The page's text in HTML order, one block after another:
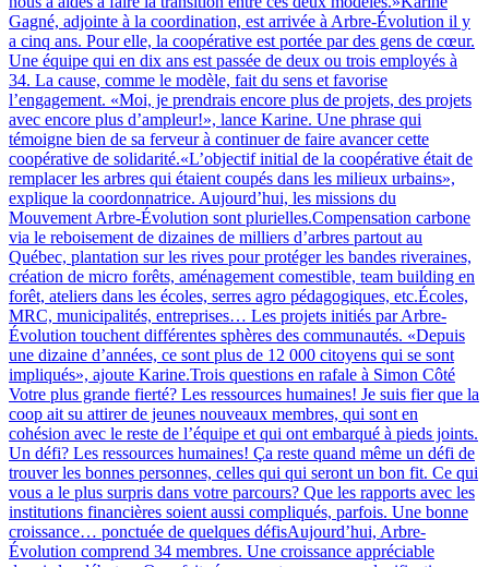
Gagné, adjointe à la coordination, est arrivée à Arbre-Évolution il y
a cinq ans. Pour elle, la coopérative est portée par des gens de cœur.
Une équipe qui en dix ans est passée de deux ou trois employés à
34. La cause, comme le modèle, fait du sens et favorise
l’engagement. «Moi, je prendrais encore plus de projets, des projets
avec encore plus d’ampleur!», lance Karine. Une phrase qui
témoigne bien de sa ferveur à continuer de faire avancer cette
coopérative de solidarité.«L’objectif initial de la coopérative était de
remplacer les arbres qui étaient coupés dans les milieux urbains»,
explique la coordonnatrice. Aujourd’hui, les missions du
Mouvement Arbre-Évolution sont plurielles.Compensation carbone
via le reboisement de dizaines de milliers d’arbres partout au
Québec, plantation sur les rives pour protéger les bandes riveraines,
création de micro forêts, aménagement comestible, team building en
forêt, ateliers dans les écoles, serres agro pédagogiques, etc.Écoles,
MRC, municipalités, entreprises… Les projets initiés par Arbre-
Évolution touchent différentes sphères des communautés. «Depuis
une dizaine d’années, ce sont plus de 12 000 citoyens qui se sont
impliqués», ajoute Karine.Trois questions en rafale à Simon Côté
Votre plus grande fierté? Les ressources humaines! Je suis fier que la
coop ait su attirer de jeunes nouveaux membres, qui sont en
cohésion avec le reste de l’équipe et qui ont embarqué à pieds joints.
Un défi? Les ressources humaines! Ça reste quand même un défi de
trouver les bonnes personnes, celles qui qui seront un bon fit. Ce qui
vous a le plus surpris dans votre parcours? Que les rapports avec les
institutions financières soient aussi compliqués, parfois. Une bonne
croissance… ponctuée de quelques défisAujourd’hui, Arbre-
Évolution comprend 34 membres. Une croissance appréciable